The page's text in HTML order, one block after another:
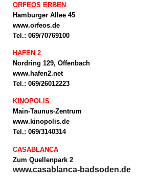
ORFEOS ERBEN
Hamburger Allee 45
www.orfeos.de
Tel.: 069/70769100
HAFEN 2
Nordring 129, Offenbach
www.hafen2.net
Tel.: 069/26012223
KINOPOLIS
Main-Taunus-Zentrum
www.kinopolis.de
Tel.: 069/3140314
CASABLANCA
Zum Quellenpark 2
www.casablanca-badsoden.de